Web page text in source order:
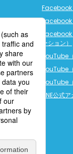
Facebook
Facebook
ーション）
YouTube
YouTube
YouTube
LINE公式